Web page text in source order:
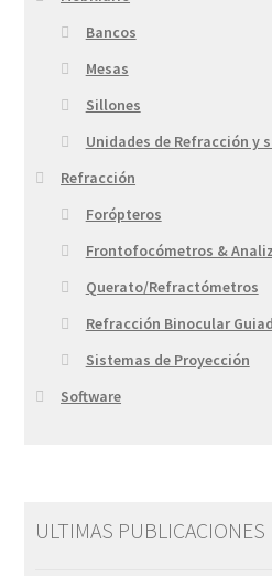
Bancos
Mesas
Sillones
Unidades de Refracción y
Refracción
Forópteros
Frontofocómetros &
Querato/Refractómetros
Refracción Binocular
Sistemas de Proyección
Software
ULTIMAS PUBLICACIONES